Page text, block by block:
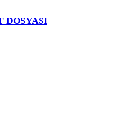
DOSYASI